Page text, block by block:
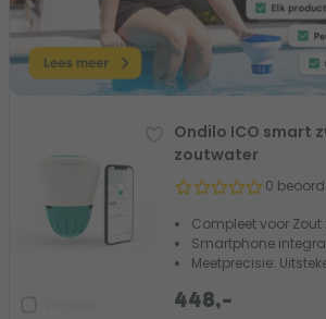
Ondilo ICO smart
zoutwater
0
Compleet voor
Smartphone
Meetprecisie:
448,-